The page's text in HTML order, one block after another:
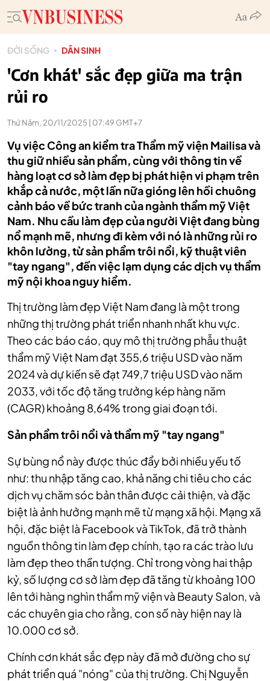
ĐỜI SỐNG DÂN SINH
'Cơn khát' sắc đẹp giữa ma trận
rủi ro
Thứ Năm, 20/11/2025 | 07:49 GMT+7
Vụ việc Công an kiểm tra Thẩm mỹ viện Mailisa và
thu giữ nhiều sản phẩm, cùng với thông tin về
hàng loạt cơ sở làm đẹp bị phát hiện vi phạm trên
khắp cả nước, một lần nữa gióng lên hồi chuông
cảnh báo về bức tranh của ngành thẩm mỹ Việt
Nam. Nhu cầu làm đẹp của người Việt đang bùng
nổ mạnh mẽ, nhưng đi kèm với nó là những rủi ro
khôn lường, từ sản phẩm trôi nổi, kỹ thuật viên
"tay ngang", đến việc lạm dụng các dịch vụ thẩm
mỹ nội khoa nguy hiểm.
Thị trường làm đẹp Việt Nam đang là một trong
những thị trường phát triển nhanh nhất khu vực.
Theo các báo cáo, quy mô thị trường phẫu thuật
thẩm mỹ Việt Nam đạt 355,6 triệu USD vào năm
2024 và dự kiến sẽ đạt 749,7 triệu USD vào năm
2033, với tốc độ tăng trưởng kép hàng năm
(CAGR) khoảng 8,64% trong giai đoạn tới.
Sản phẩm trôi nổi và thẩm mỹ "tay ngang"
Sự bùng nổ này được thúc đẩy bởi nhiều yếu tố
như: thu nhập tăng cao, khả năng chi tiêu cho các
dịch vụ chăm sóc bản thân được cải thiện, và đặc
biệt là ảnh hưởng mạnh mẽ từ mạng xã hội. Mạng xã
hội, đặc biệt là Facebook và TikTok, đã trở thành
nguồn thông tin làm đẹp chính, tạo ra các trào lưu
làm đẹp theo thần tượng. Chỉ trong vòng hai thập
kỷ, số lượng cơ sở làm đẹp đã tăng từ khoảng 100
lên tới hàng nghìn thẩm mỹ viện và Beauty Salon, và
các chuyên gia cho rằng, con số này hiện nay là
10.000 cơ sở.
Chính cơn khát sắc đẹp này đã mở đường cho sự
phát triển quá "nóng" của thị trường. Chị Nguyễn